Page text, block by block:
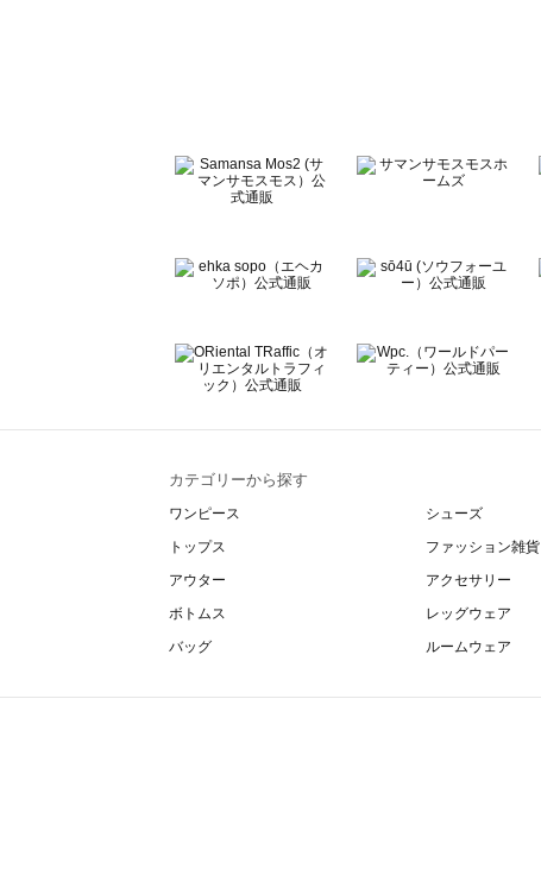
BETTY'S BLUE（べティーズブルー）のワンピース一覧
Wpc.（ワールドパーティー）のワンピース一覧
カテゴリーから探す
ワンピース
トップス
アウター
ボトムス
バッグ
シューズ
ファッション雑貨
アクセサリー
レッグウェア
ルームウェア